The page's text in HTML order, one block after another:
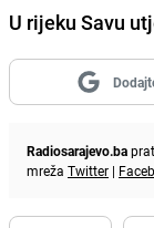
U rijeku Savu
Radiosarajevo.ba
mreža Twitter |